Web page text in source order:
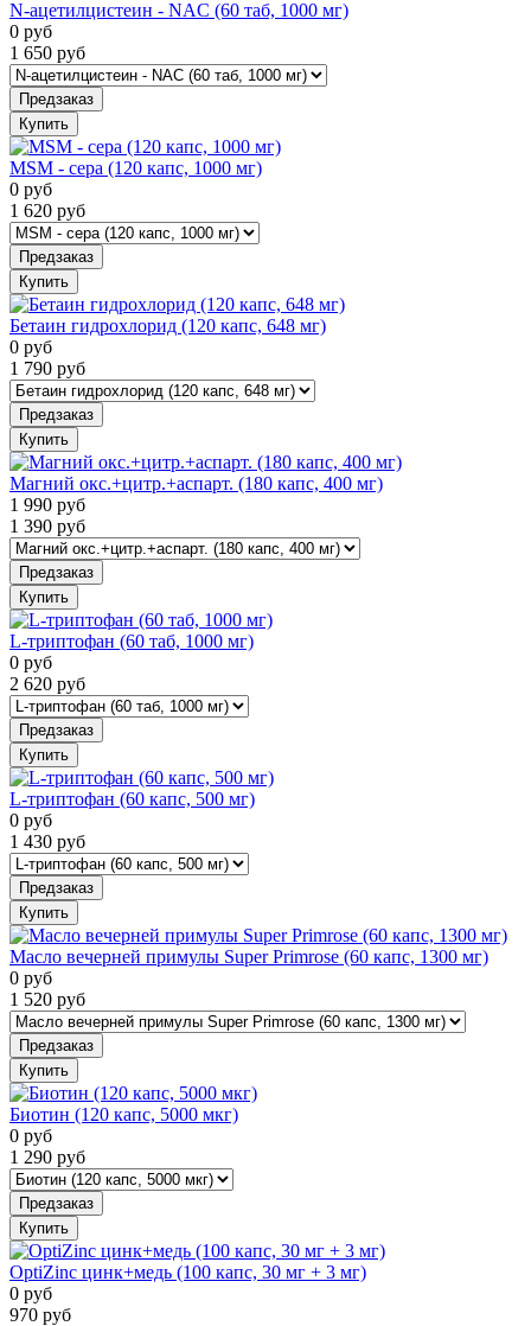
N-ацетилцистеин - NAC (60 таб, 1000 мг)
0 руб
1 650 руб
Предзаказ
Купить
MSM - сера (120 капс, 1000 мг)
0 руб
1 620 руб
Предзаказ
Купить
Бетаин гидрохлорид (120 капс, 648 мг)
0 руб
1 790 руб
Предзаказ
Купить
Магний окс.+цитр.+аспарт. (180 капс, 400 мг)
1 990 руб
1 390 руб
Предзаказ
Купить
L-триптофан (60 таб, 1000 мг)
0 руб
2 620 руб
Предзаказ
Купить
L-триптофан (60 капс, 500 мг)
0 руб
1 430 руб
Предзаказ
Купить
Масло вечерней примулы Super Primrose (60 капс, 1300 мг)
0 руб
1 520 руб
Предзаказ
Купить
Биотин (120 капс, 5000 мкг)
0 руб
1 290 руб
Предзаказ
Купить
OptiZinc цинк+медь (100 капс, 30 мг + 3 мг)
0 руб
970 руб